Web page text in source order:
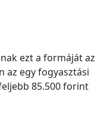
ezt a formáját az
az egy fogyasztási
85.500 forint